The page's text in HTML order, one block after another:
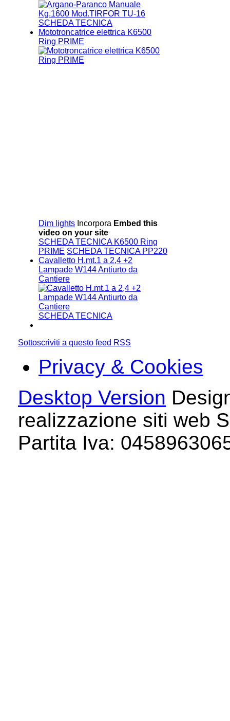
SCHEDA TECNICA
Mototroncatrice elettrica K6500
Ring PRIME
Dim lights Incorpora Embed this
video on your site
SCHEDA TECNICA K6500 Ring
PRIME SCHEDA TECNICA PP220
Cavalletto H.mt.1 a 2,4 +2
Lampade W144 Antiurto da
Cantiere
SCHEDA TECNICA
Sottoscriviti a questo feed RSS
Privacy & Cookies
Desktop Version
realizzazione siti web
Partita Iva: